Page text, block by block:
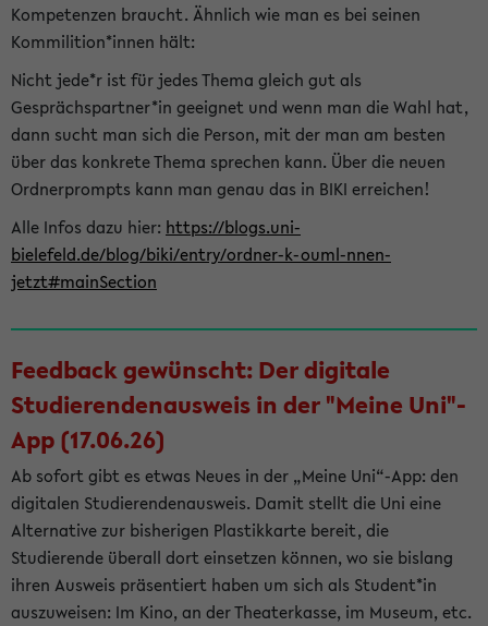
Kompetenzen braucht. Ähnlich wie man es bei seinen
Kommilition*innen hält:
Nicht jede*r ist für jedes Thema gleich gut als
Gesprächspartner*in geeignet und wenn man die Wahl hat,
dann sucht man sich die Person, mit der man am besten
über das konkrete Thema sprechen kann. Über die neuen
Ordnerprompts kann man genau das in BIKI erreichen!
Alle Infos dazu hier: https://blogs.uni-
bielefeld.de/blog/biki/entry/ordner-k-ouml-nnen-
jetzt#mainSection
Feedback gewünscht: Der digitale
Studierendenausweis in der "Meine Uni"-
App (17.06.26)
Ab sofort gibt es etwas Neues in der „Meine Uni“-App: den
digitalen Studierendenausweis. Damit stellt die Uni eine
Alternative zur bisherigen Plastikkarte bereit, die
Studierende überall dort einsetzen können, wo sie bislang
ihren Ausweis präsentiert haben um sich als Student*in
auszuweisen: Im Kino, an der Theaterkasse, im Museum, etc.